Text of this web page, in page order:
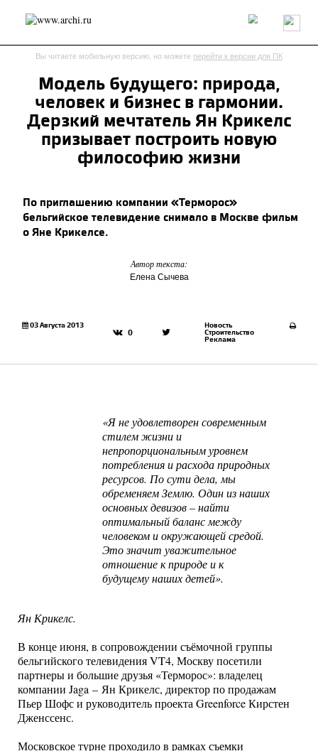
Россия Мир Технологии Интерьер Пресса
Архитекторы
send.project
Блог
Журнал
Исследование
Мнение
Обзор
Объект
Результаты конкурса
Рецензия Архитектура
Книги
Наследие Образование
Урбанистика
Эко
Вы читаете мобильную версию, но можете перейти к версии для ПК
Модель будущего: природа,
человек и бизнес в гармонии.
Дерзкий мечтатель Ян Крикелс
призывает построить новую
философию жизни
По приглашению компании «Терморос»
бельгийское телевидение снимало в Москве фильм
о Яне Крикелсе.
Автор текста:
Елена Сычева
03 Августа 2013
0
Новость
Строительство
Реклама
«Я не удовлетворен современным
стилем жизни и
непропорциональным уровнем
потребления и расхода природных
ресурсов. По сути дела, мы
обременяем Землю. Один из наших
основных девизов – найти
оптимальный баланс между
человеком и окружающей средой.
Это значит уважительное
отношение к природе и к
будущему наших детей».
Ян Крикелс.
В конце июня, в сопровождении съёмочной группы
бельгийского телевидения VT4, Москву посетили
партнеры и большие друзья «Терморос»: владелец
компании Jaga – Ян Крикелс, директор по продажам
Пьер Шофс и руководитель проекта Greenforce Кирстен
Дженссенс.
Московское турне проходило в рамках съемки